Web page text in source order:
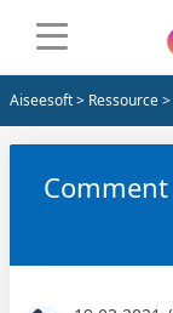
Aiseesoft> Ressource